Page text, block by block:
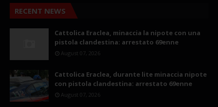
RECENT NEWS
Cattolica Eraclea, minaccia la nipote con una
pistola clandestina: arrestato 69enne
August 07, 2026
Cattolica Eraclea, durante lite minaccia nipote
con pistola clandestina: arrestato 69enne
August 07, 2026